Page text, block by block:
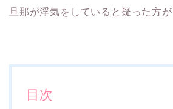
旦那が浮気をしていると疑った方
目次